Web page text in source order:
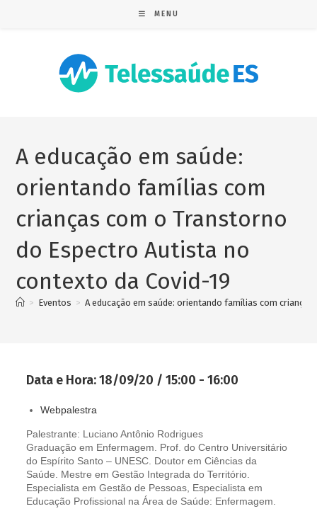
MENU
A educação em saúde:
orientando famílias com
crianças com o Transtorno
do Espectro Autista no
contexto da Covid-19
> Eventos > A educação em saúde: orientando famílias com
Data e Hora:18/09/20 / 15:00 - 16:00
Webpalestra
Palestrante: Luciano Antônio Rodrigues
Graduação em Enfermagem. Prof. do Centro Universitário
do Espírito Santo – UNESC. Doutor em Ciências da
Saúde. Mestre em Gestão Integrada do Território.
Especialista em Gestão de Pessoas, Especialista em
Educação Profissional na Área de Saúde: Enfermagem.